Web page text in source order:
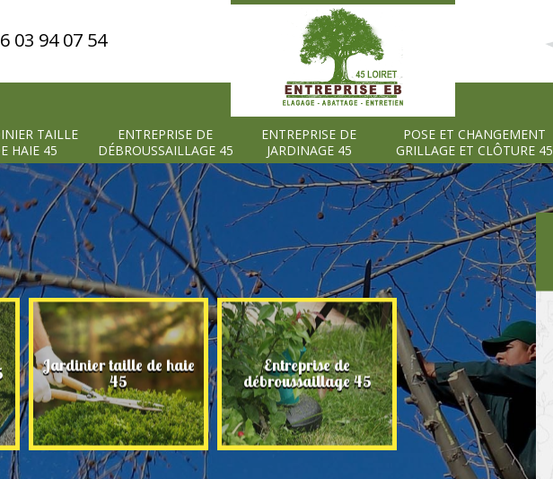
03 94 07 54
TAILLE
HAIE 45
ENTREPRISE DE
DÉBROUSSAILLAGE 45
ENTREPRISE DE
JARDINAGE 45
POSE ET CHANGEMENT
GRILLAGE ET CLÔTURE 45
Jardinier taille de haie
45
Entreprise de
débroussaillage 45
Entreprise de
jardinage 45